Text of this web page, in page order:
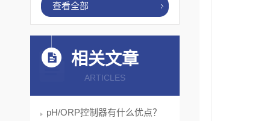
查看全部
相关文章
ARTICLES
pH/ORP控制器有什么优点？